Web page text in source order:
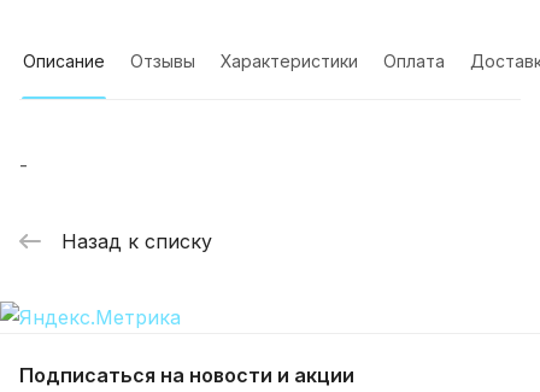
Описание Отзывы Характеристики Оплата
-
Назад к списку
Подписаться на новости и акции